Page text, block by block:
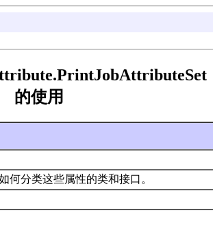
的使用
何分类这些属性的类和接口。